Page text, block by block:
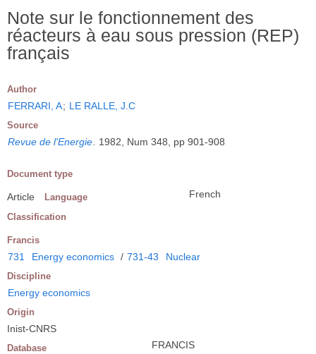
Note sur le fonctionnement des
réacteurs à eau sous pression (REP)
français
Author
FERRARI, A; LE RALLE, J.C
Source
Revue de l'Energie 1982, Num 348, pp 901-908
Document type
Article Language French
Classification
Francis
731 Energy economics / 731-43 Nuclear
Discipline
Energy economics
Origin
Inist-CNRS
Database FRANCIS